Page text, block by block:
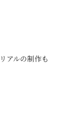
アルの制作も